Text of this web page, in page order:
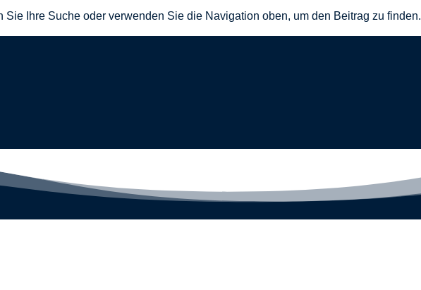
Ihre Suche oder verwenden Sie die Navigation oben, um den Beitrag zu finden.